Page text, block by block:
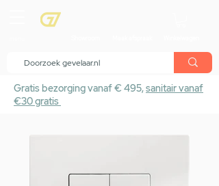
Gratis bezorging vanaf € 495,sanitair vanaf
€30 gratis